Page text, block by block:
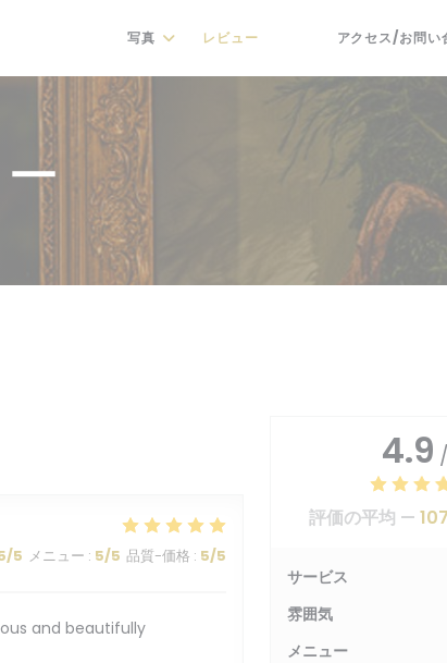
写真 レビュー
((新しいウィンドウで開
((新しいウィンドウ
アクセス/お問い
/5 メニュー : 5/5 品質-価格 : 5/5
and beautifully
4.9
評価の平均 —
サービス
雰囲気
メニュー